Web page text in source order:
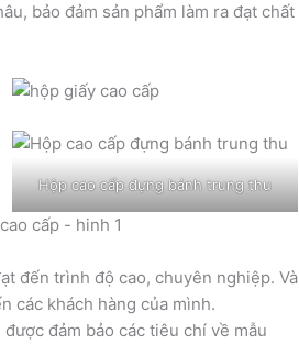
bảo đảm sản phẩm làm ra đạt chất
Hộp cao cấp đựng bánh trung thu
đến trình độ cao, chuyên nghiệp. Và
các khách hàng của mình.
đảm bảo các tiêu chí về mẫu